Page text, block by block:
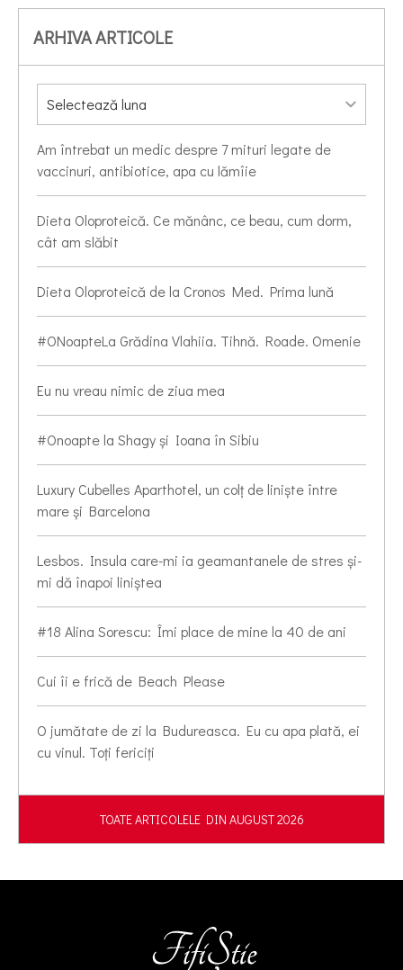
ARHIVA ARTICOLE
Am întrebat un medic despre 7 mituri legate de
vaccinuri, antibiotice, apa cu lămîie
Dieta Oloproteică. Ce mănânc, ce beau, cum dorm,
cât am slăbit
Dieta Oloproteică de la Cronos Med. Prima lună
#ONoapteLa Grădina Vlahiia. Tihnă. Roade. Omenie
Eu nu vreau nimic de ziua mea
#Onoapte la Shagy și Ioana în Sibiu
Luxury Cubelles Aparthotel, un colț de liniște între
mare și Barcelona
Lesbos. Insula care-mi ia geamantanele de stres și-
mi dă înapoi liniștea
#18 Alina Sorescu: Îmi place de mine la 40 de ani
Cui îi e frică de Beach Please
O jumătate de zi la Budureasca. Eu cu apa plată, ei
cu vinul. Toți fericiți
TOATE ARTICOLELE DIN AUGUST 2026